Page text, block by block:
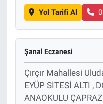
Yol Tarifi Al
Şanal Eczanesi
Çırçır Mahallesi
EYÜP SİTESİ ALTI ,
ANAOKULU